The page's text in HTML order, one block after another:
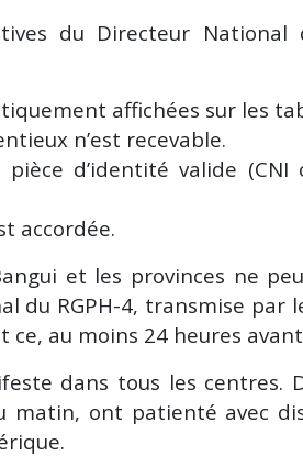
du Directeur National
affichées sur les
n’est recevable.
pièce d’identité valide
accordée.
et les provinces ne
RGPH-4, transmise par
ce, au moins 24 heures
dans tous les centres.
matin, ont patienté avec